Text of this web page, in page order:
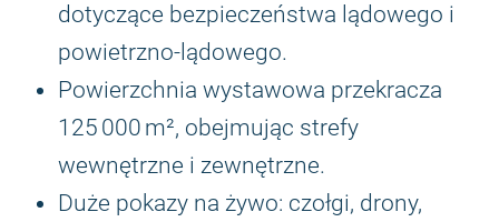
dotyczące bezpieczeństwa lądowego i
powietrzno-lądowego.
Powierzchnia wystawowa przekracza
125 000 m², obejmując strefy
wewnętrzne i zewnętrzne.
Duże pokazy na żywo: czołgi, drony,